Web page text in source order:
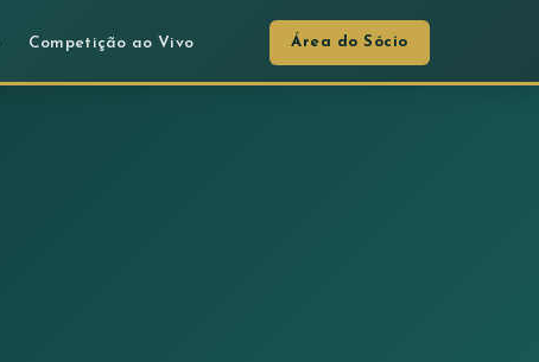
Competição ao Vivo Área do Sócio